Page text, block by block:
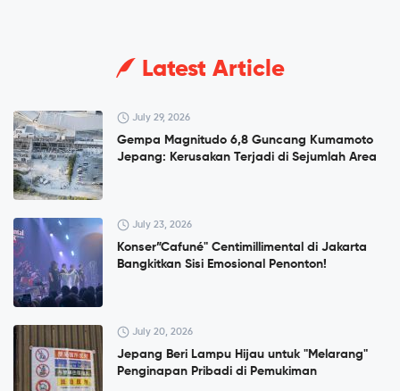
Latest Article
July 29, 2026
Gempa Magnitudo 6,8 Guncang Kumamoto
Jepang: Kerusakan Terjadi di Sejumlah Area
July 23, 2026
Konser”Cafuné" Centimillimental di Jakarta
Bangkitkan Sisi Emosional Penonton!
July 20, 2026
Jepang Beri Lampu Hijau untuk "Melarang"
Penginapan Pribadi di Pemukiman